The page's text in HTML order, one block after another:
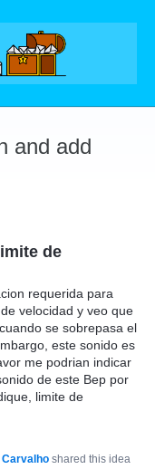
and add
de
requerida para
velocidad y veo que
se sobrepasa el
este sonido es
me podrian indicar
de este Bep por
limite de
Carvalho shared this idea